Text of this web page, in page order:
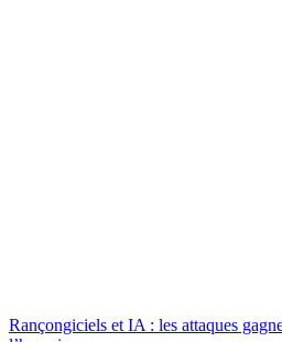
Rançongiciels et IA : les attaques